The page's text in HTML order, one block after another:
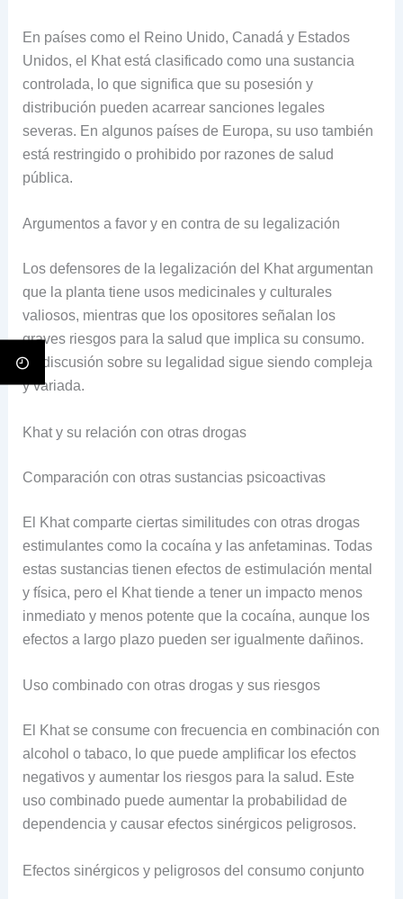
En países como el Reino Unido, Canadá y Estados
Unidos, el Khat está clasificado como una sustancia
controlada, lo que significa que su posesión y
distribución pueden acarrear sanciones legales
severas. En algunos países de Europa, su uso también
está restringido o prohibido por razones de salud
pública.
Argumentos a favor y en contra de su legalización
Los defensores de la legalización del Khat argumentan
que la planta tiene usos medicinales y culturales
valiosos, mientras que los opositores señalan los
graves riesgos para la salud que implica su consumo.
La discusión sobre su legalidad sigue siendo compleja
y variada.
Khat y su relación con otras drogas
Comparación con otras sustancias psicoactivas
El Khat comparte ciertas similitudes con otras drogas
estimulantes como la cocaína y las anfetaminas. Todas
estas sustancias tienen efectos de estimulación mental
y física, pero el Khat tiende a tener un impacto menos
inmediato y menos potente que la cocaína, aunque los
efectos a largo plazo pueden ser igualmente dañinos.
Uso combinado con otras drogas y sus riesgos
El Khat se consume con frecuencia en combinación con
alcohol o tabaco, lo que puede amplificar los efectos
negativos y aumentar los riesgos para la salud. Este
uso combinado puede aumentar la probabilidad de
dependencia y causar efectos sinérgicos peligrosos.
Efectos sinérgicos y peligrosos del consumo conjunto